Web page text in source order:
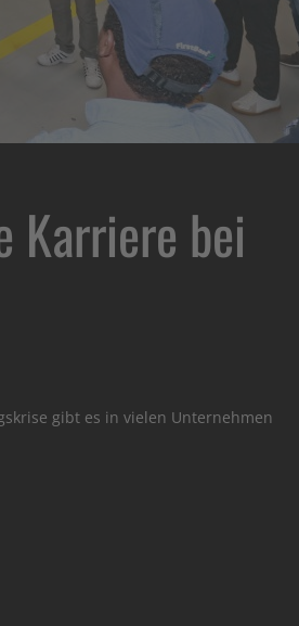
Karriere bei
gibt es in vielen Unternehmen